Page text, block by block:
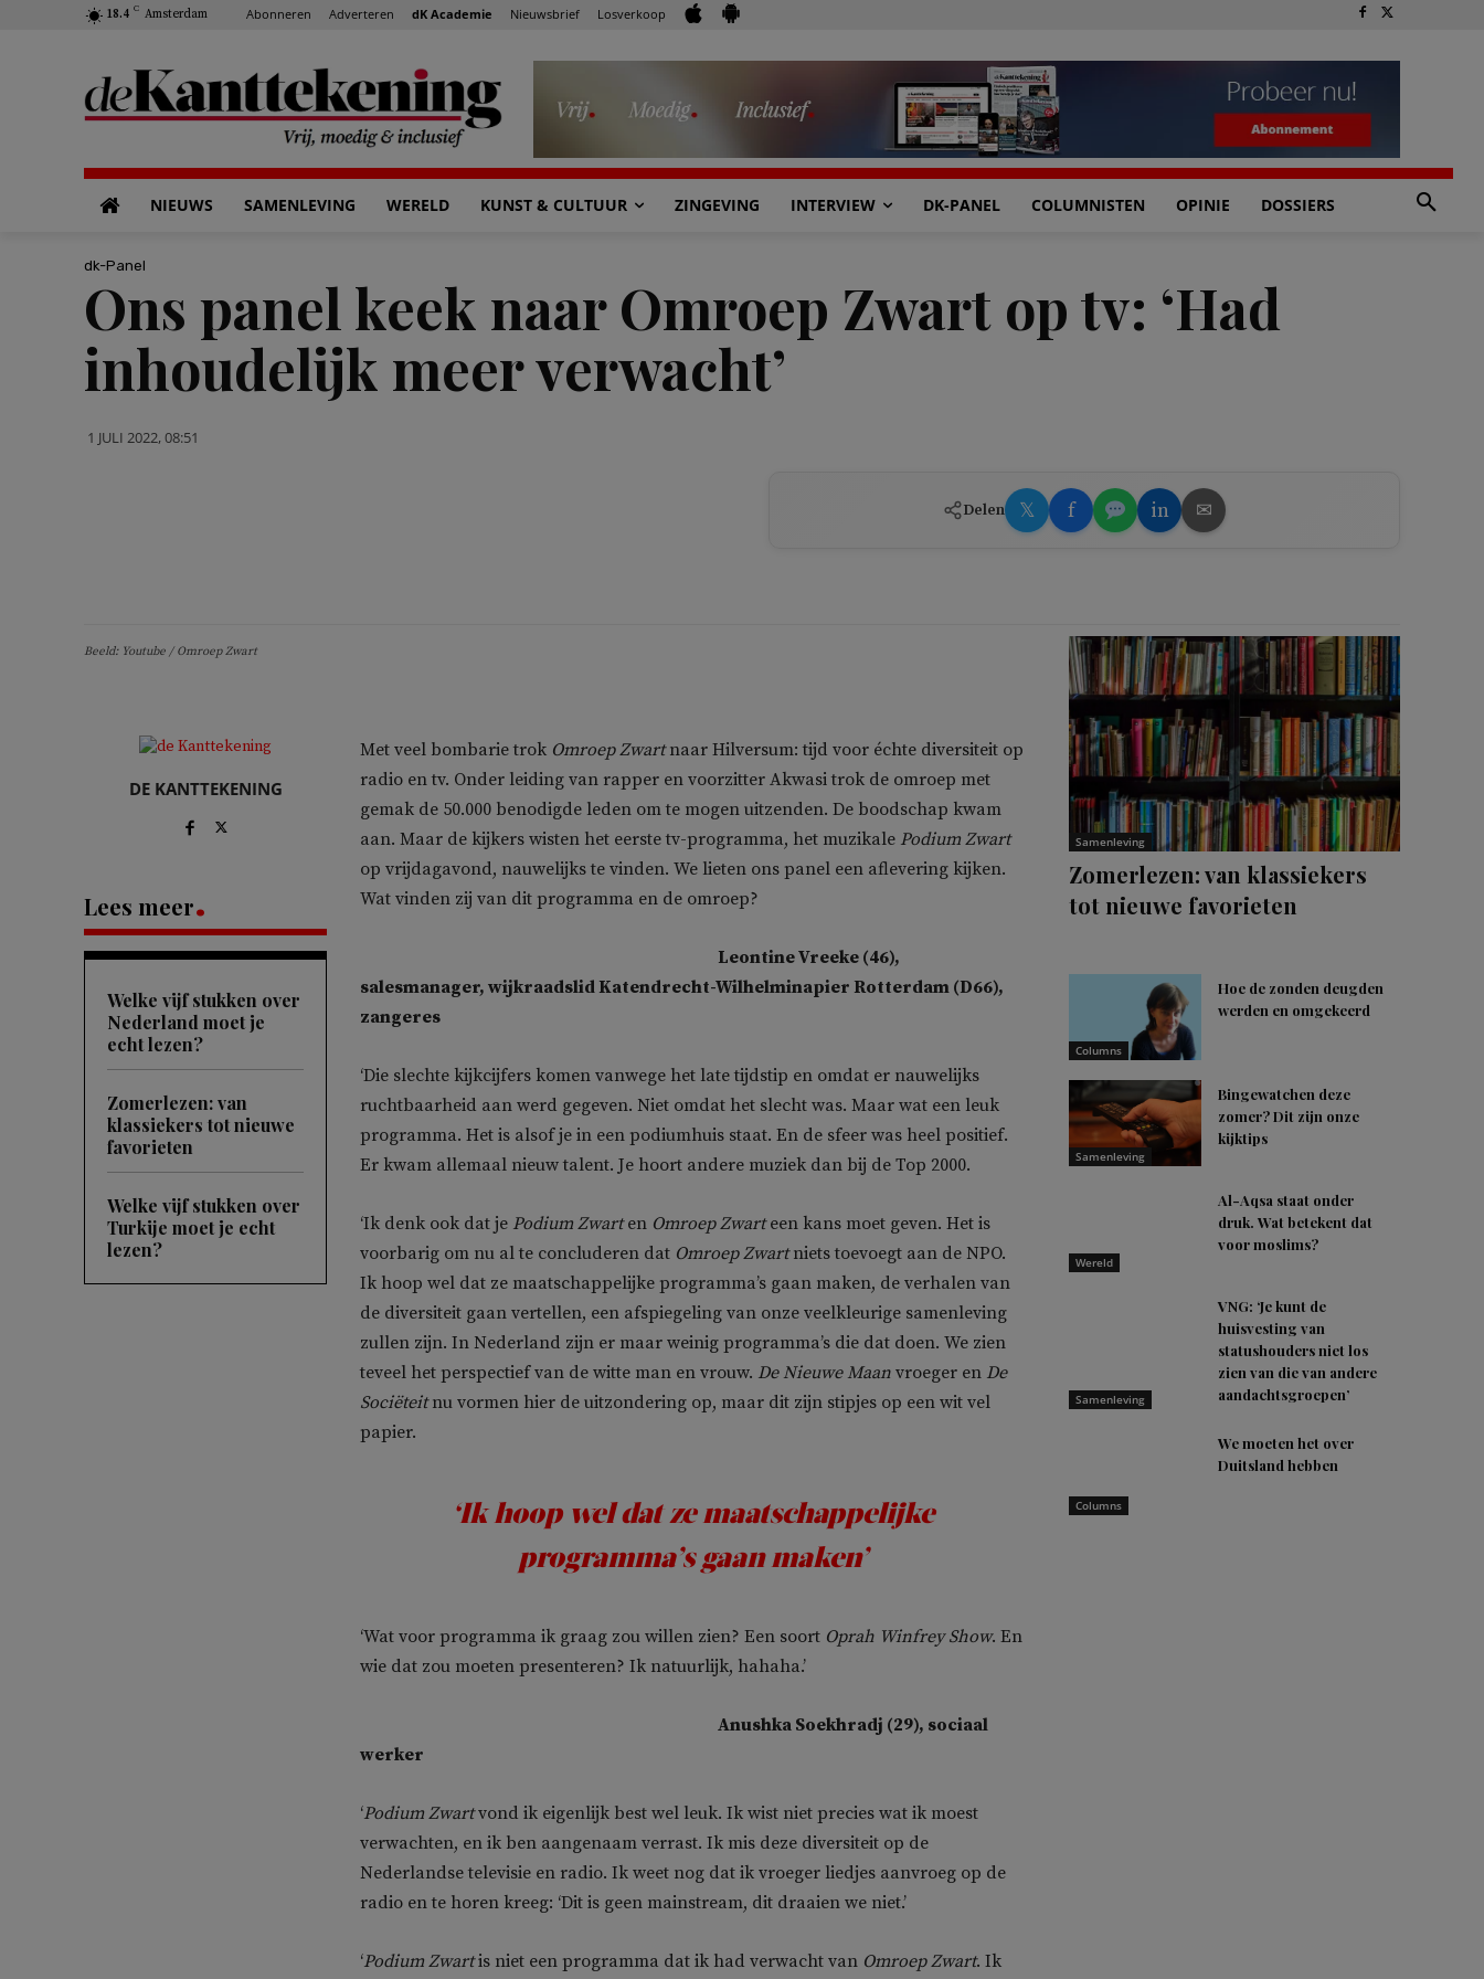
18.4 C Amsterdam Abonneren Adverteren dK Academie Nieuwsbrief Losverkoop
NIEUWS SAMENLEVING WERELD KUNST & CULTUUR ZINGEVING INTERVIEW DK-PANEL COLUMNISTEN OPINIE DOSSIERS
dk-Panel
Ons panel keek naar Omroep Zwart op tv: ‘Had
inhoudelijk meer verwacht’
1 JULI 2022, 08:51
Delen 𝕏 f in ✉
Beeld: Youtube / Omroep Zwart
DE KANTTEKENING
Lees meer
Welke vijf stukken over
Nederland moet je
echt lezen?
Zomerlezen: van
klassiekers tot nieuwe
favorieten
Welke vijf stukken over
Turkije moet je echt
lezen?
Met veel bombarie trok Omroep Zwartnaar Hilversum: tijd voor échte diversiteit op
radio en tv. Onder leiding van rapper en voorzitter Akwasi trok de omroep met
gemak de 50.000 benodigde leden om te mogen uitzenden. De boodschap kwam
aan. Maar de kijkers wisten het eerste tv-programma, het muzikale Podium Zwart
op vrijdagavond, nauwelijks te vinden. We lieten ons panel een aflevering kijken.
Wat vinden zij van dit programma en de omroep?
Leontine Vreeke (46),
salesmanager, wijkraadslid Katendrecht-Wilhelminapier Rotterdam (D66),
zangeres
‘Die slechte kijkcijfers komen vanwege het late tijdstip en omdat er nauwelijks
ruchtbaarheid aan werd gegeven. Niet omdat het slecht was. Maar wat een leuk
programma. Het is alsof je in een podiumhuis staat. En de sfeer was heel positief.
Er kwam allemaal nieuw talent. Je hoort andere muziek dan bij de Top 2000.
‘Ik denk ook dat je Podium Zwarten Omroep Zwarteen kans moet geven. Het is
voorbarig om nu al te concluderen dat Omroep Zwartniets toevoegt aan de NPO.
Ik hoop wel dat ze maatschappelijke programma’s gaan maken, de verhalen van
de diversiteit gaan vertellen, een afspiegeling van onze veelkleurige samenleving
zullen zijn. In Nederland zijn er maar weinig programma’s die dat doen. We zien
teveel het perspectief van de witte man en vrouw. De Nieuwe Maan vroeger en De
Sociëteitnu vormen hier de uitzondering op, maar dit zijn stipjes op een wit vel
papier.
‘Ik hoop wel dat ze maatschappelijke
programma’s gaan maken’
‘Wat voor programma ik graag zou willen zien? Een soort Oprah Winfrey Show. En
wie dat zou moeten presenteren? Ik natuurlijk, hahaha.’
Anushka Soekhradj (29), sociaal
werker
‘Podium Zwartvond ik eigenlijk best wel leuk. Ik wist niet precies wat ik moest
verwachten, en ik ben aangenaam verrast. Ik mis deze diversiteit op de
Nederlandse televisie en radio. Ik weet nog dat ik vroeger liedjes aanvroeg op de
radio en te horen kreeg: ‘Dit is geen mainstream, dit draaien we niet.’
‘Podium Zwartis niet een programma dat ik had verwacht van Omroep Zwart. Ik
Samenleving
Zomerlezen: van klassiekers
tot nieuwe favorieten
Columns
Hoe de zonden deugden
werden en omgekeerd
Samenleving
Bingewatchen deze
zomer? Dit zijn onze
kijktips
Wereld
Al-Aqsa staat onder
druk. Wat betekent dat
voor moslims?
Samenleving
VNG: ‘Je kunt de
huisvesting van
statushouders niet los
zien van die van andere
aandachtsgroepen’
Columns
We moeten het over
Duitsland hebben